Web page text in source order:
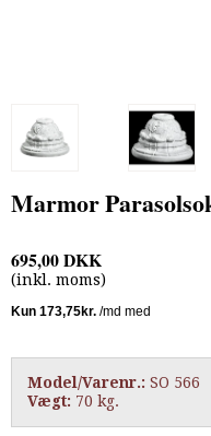
Marmor
695,00 DKK
(inkl. moms)
Model/Varenr.: SO 566
Vægt: 70 kg.